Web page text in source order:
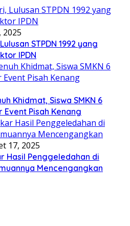
2025
STPDN 1992 yang
IPDN
Khidmat, Siswa SMKN 6
Pisah Kenang
17, 2025
Hasil Penggeledahan di
Mencengangkan